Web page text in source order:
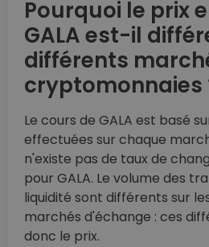
Pourquoi le prix
GALA est-il
différents
cryptomonnaies
Le cours de GALA est basé
effectuées sur chaque
n'existe pas de taux de
pour GALA. Le volume des
liquidité sont différents sur
marchés d'échange : ces
donc le prix.